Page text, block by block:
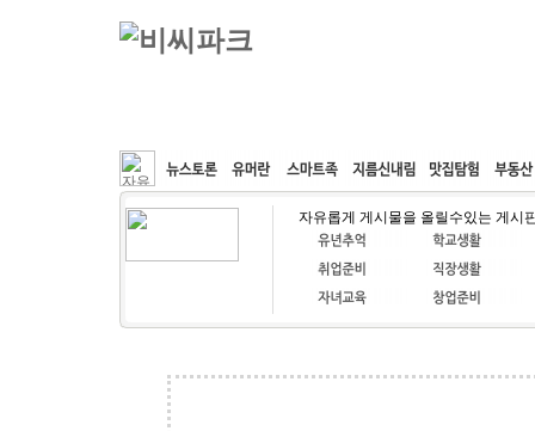
커뮤니티 속도패치 웹호스팅 공동구매
자유롭게 게시물을 올릴수있는 게시